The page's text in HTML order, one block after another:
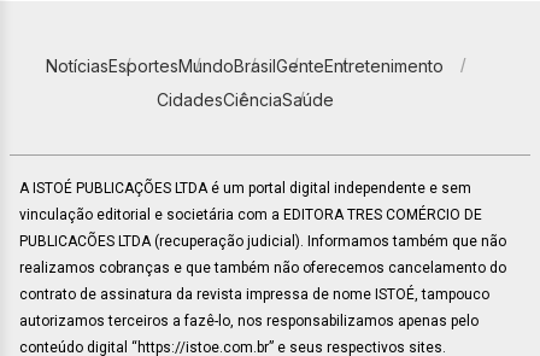
NotíciasEsportesMundoBrasilGenteEntretenimento
CidadesCiênciaSaúde
A ISTOÉ PUBLICAÇÕES LTDA é um portal digital independente e sem
vinculação editorial e societária com a EDITORA TRES COMÉRCIO DE
PUBLICACÕES LTDA (recuperação judicial). Informamos também que não
realizamos cobranças e que também não oferecemos cancelamento do
contrato de assinatura da revista impressa de nome ISTOÉ, tampouco
autorizamos terceiros a fazê-lo, nos responsabilizamos apenas pelo
conteúdo digital “https://istoe.com.br” e seus respectivos sites.